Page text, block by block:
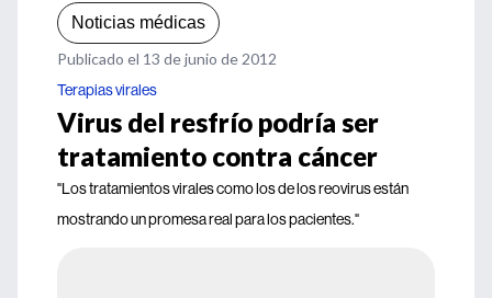
Noticias médicas
Publicado el 13 de junio de 2012
Terapias virales
Virus del resfrío podría ser
tratamiento contra cáncer
"Los tratamientos virales como los de los reovirus están
mostrando un promesa real para los pacientes."